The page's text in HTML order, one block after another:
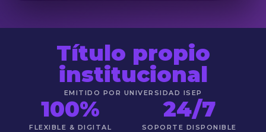
Título propio
institucional
EMITIDO POR UNIVERSIDAD ISEP
100%
FLEXIBLE & DIGITAL
24/7
SOPORTE DISPONIBLE